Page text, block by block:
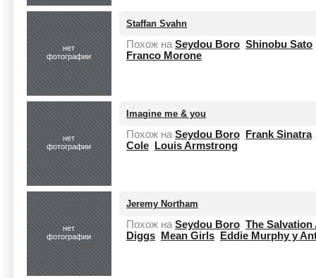
нет
фотографии
Staffan Svahn
Похож на Seydou Boro Shinobu Sato
Franco Morone
нет
фотографии
Imagine me & you
Похож на Seydou Boro
Frank Sinatra
Cole
Louis Armstrong
нет
фотографии
Jeremy Northam
Похож на Seydou Boro The Salvation
Diggs
Mean Girls Eddie Murphy y